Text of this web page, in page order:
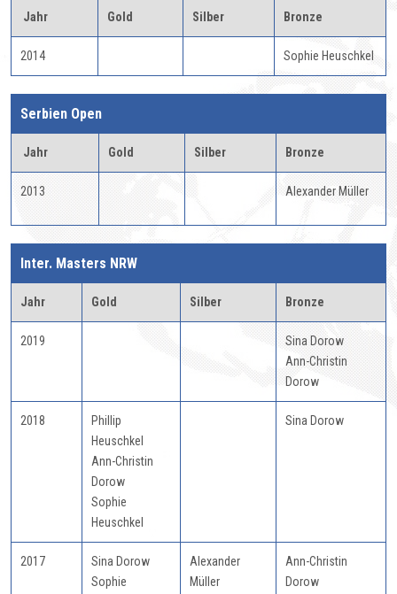
Jahr Gold Silber Bronze
2014 Sophie Heuschkel
Serbien Open
Jahr Gold Silber Bronze
2013 Alexander Müller
Inter. Masters NRW
Jahr Gold Silber Bronze
2019
Sina Dorow
Ann-Christin
Dorow
2018
Phillip
Heuschkel
Ann-Christin
Dorow
Sophie
Heuschkel
Sina Dorow
2017
Sina Dorow
Sophie
Alexander
Müller
Ann-Christin
Dorow